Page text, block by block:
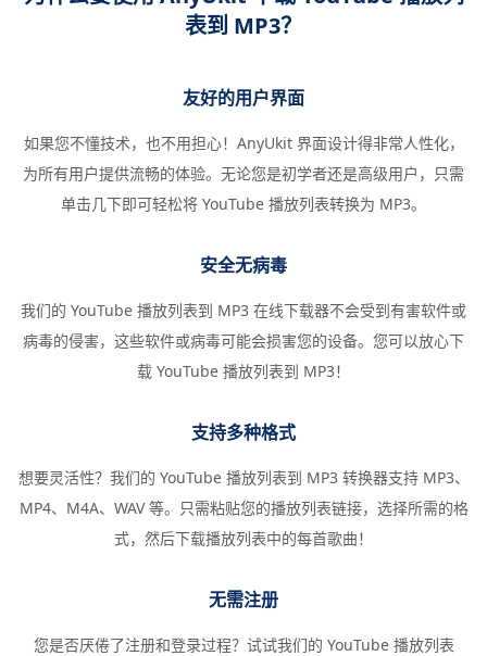
表到 MP3？
友好的用户界面
如果您不懂技术，也不用担心！AnyUkit 界面设计得非常人性化，
为所有用户提供流畅的体验。无论您是初学者还是高级用户，只需
单击几下即可轻松将 YouTube 播放列表转换为 MP3。
安全无病毒
我们的 YouTube 播放列表到 MP3 在线下载器不会受到有害软件或
病毒的侵害，这些软件或病毒可能会损害您的设备。您可以放心下
载 YouTube 播放列表到 MP3！
支持多种格式
想要灵活性？我们的 YouTube 播放列表到 MP3 转换器支持 MP3、
MP4、M4A、WAV 等。只需粘贴您的播放列表链接，选择所需的格
式，然后下载播放列表中的每首歌曲！
无需注册
您是否厌倦了注册和登录过程？试试我们的 YouTube 播放列表